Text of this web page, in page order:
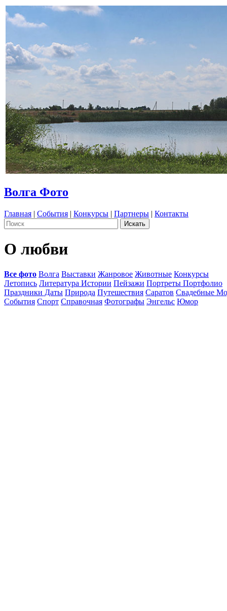
Волга Фото
Главная | События | Конкурсы | Партнеры | Контакты
О любви
Все фото Волга Выставки Жанровое Животные Конкурсы
Летопись Литература Истории Пейзажи Портреты Портфолио
Праздники Даты Природа Путешествия Саратов Свадебные
События Спорт Справочная Фотографы Энгельс Юмор